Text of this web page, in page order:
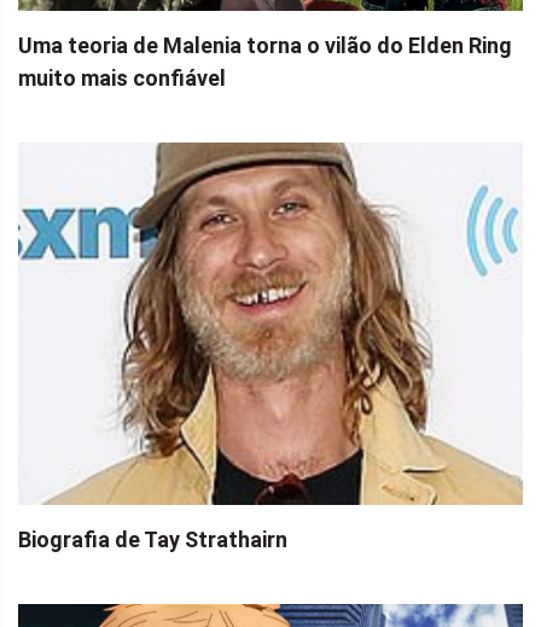
Uma teoria de Malenia torna o vilão do Elden Ring
muito mais confiável
Biografia de Tay Strathairn